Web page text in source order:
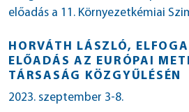
előadás a 11. Környezetkémiai
HORVÁTH LÁSZLÓ,
ELŐADÁS AZ EURÓPAI
TÁRSASÁG KÖZGYŰLÉSÉN
2023. szeptember 3-8.